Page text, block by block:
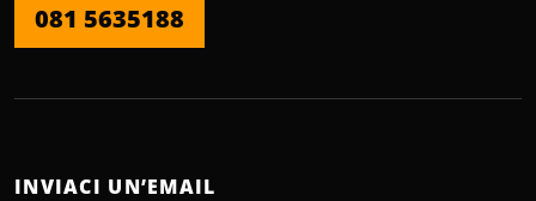
081 5635188
INVIACI UN’EMAIL